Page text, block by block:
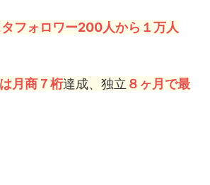
フォロワー200人から１万人
月商７桁達成、独立 ８ヶ月で最